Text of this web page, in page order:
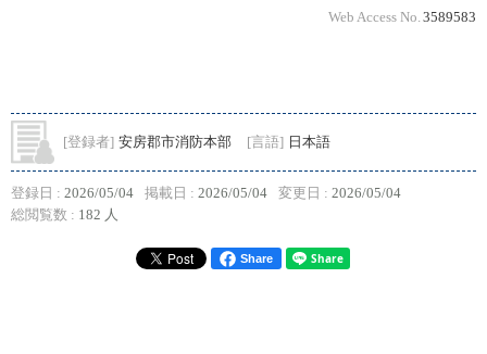
Web Access No. 3589583
[登録者] 安房郡市消防本部 [言語] 日本語
登録日 : 2026/05/04 掲載日 : 2026/05/04 変更日 : 2026/05/04
総閲覧数 : 182 人
Share